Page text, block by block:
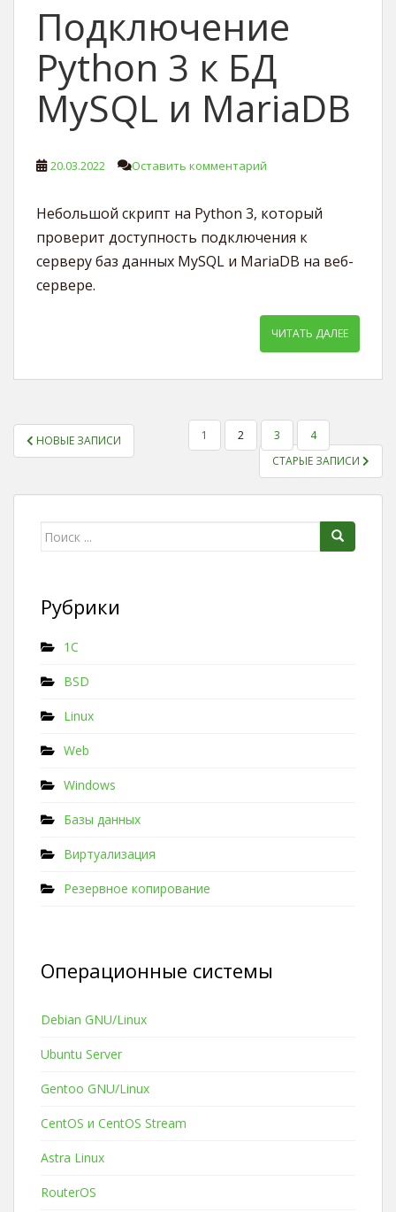
Подключение
Python 3 к БД
MySQL и MariaDB
20.03.2022 Оставить комментарий
Небольшой скрипт на Python 3, который
проверит доступность подключения к
серверу баз данных MySQL и MariaDB на веб-
сервере.
ЧИТАТЬ ДАЛЕЕ
ПАГИНАЦИЯ ЗАПИСЕЙ
НОВЫЕ ЗАПИСИ 1 2 3
4
СТАРЫЕ ЗАПИСИ
Поиск для:
Рубрики
1C
BSD
Linux
Web
Windows
Базы данных
Виртуализация
Резервное копирование
Операционные системы
Debian GNU/Linux
Ubuntu Server
Gentoo GNU/Linux
CentOS и CentOS Stream
Astra Linux
RouterOS